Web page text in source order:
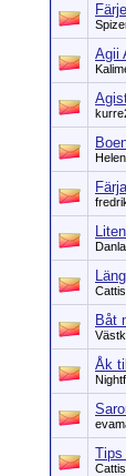
Agii
Båt
Åk
Tips